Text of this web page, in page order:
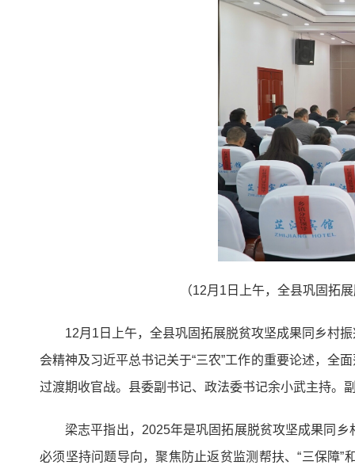
（12月1日上午，全县巩固拓
12月1日上午，全县巩固拓展脱贫攻坚成果同乡村
会精神及习近平总书记关于“三农”工作的重要论述，全
过渡期收官战。县委副书记、政法委书记余小武主持。
梁志平指出，2025年是巩固拓展脱贫攻坚成果同
必须坚持问题导向，聚焦防止返贫监测帮扶、“三保障